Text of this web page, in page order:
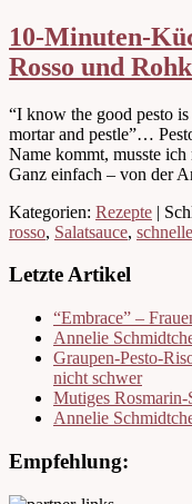
10-Minuten-
Rosso und
“I know the good pesto
mortar and pestle”…
Name kommt, musste
Ganz einfach – von der
Kategorien: Rezepte |
rosso, Salatsauce,
Letzte Artikel
“Embrace” –
Annelie
Graupen-Pesto-
nicht schwer
Mutiges Rosmarin-
Annelie
Empfehlung: